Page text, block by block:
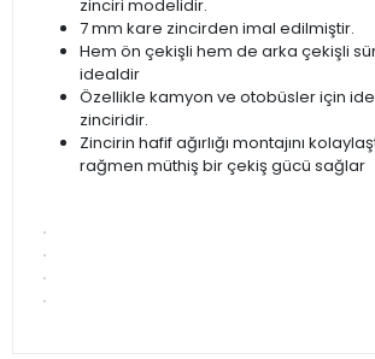
zinciri modelidir.
7 mm kare zincirden imal edilmiştir.
Hem ön çekişli hem de arka çekişli
idealdir
Özellikle kamyon ve otobüsler için
zinciridir.
Zincirin hafif ağırlığı montajını
rağmen müthiş bir çekiş gücü sağlar